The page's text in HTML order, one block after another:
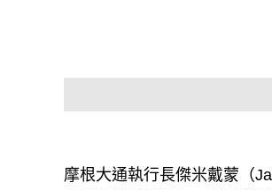
摩根大通執行長傑米戴蒙（